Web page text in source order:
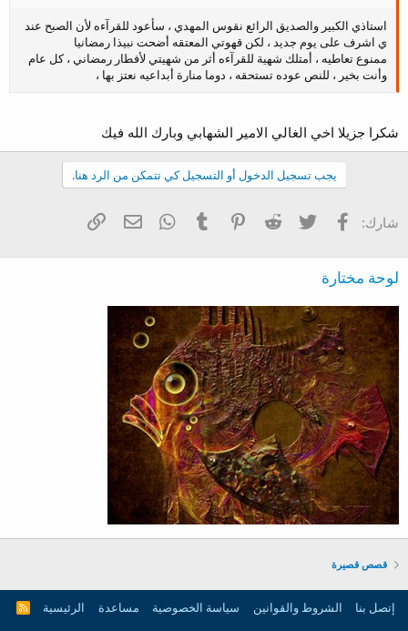
استاذي الكبير والصديق الرائع نقوس المهدي ، سأعود للقرآءه لأن الصبح عند
ٌي اشرف على يوم جديد ، لكن قهوتي المعتقه أضحت نبيذا رمضانيا
ممنوع تعاطيه ، أمتلك شهية للقرآءه أثر من شهيتي لأفطار رمضاني ، كل عام
وأنت بخير ، للنص عوده تستحقه ، دوما منارة أبداعيه نعتز بها ،
شكرا جزيلا اخي الغالي الامير الشهابي وبارك الله فيك
يجب تسجيل الدخول أو التسجيل كي تتمكن من الرد هنا.
شارك: فيسبوك تويتر Reddit
Pinterest
Tumblr
WhatsAppالبريد الإلكتروني
الرابط
لوحة مختارة
قصص قصيرة
إتصل بنا الشروط والقوانين سياسة الخصوصية مساعدة الرئيسية
R